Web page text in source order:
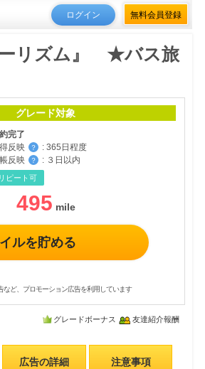
ログイン 無料会員登録
ーリズム』 ★バス旅
グレード対象
完了
反映
？ : 365日程度
反映
？ : ３日以内
リピート可
495
ルを貯める
など、プロモーション広告を利用しています
グレードボーナス 友達紹介報酬
広告の詳細 注意事項